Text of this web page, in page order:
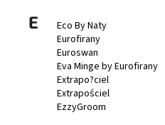
E
Eco By Naty
Eurofirany
Euroswan
Eva Minge by Eurofirany
Extrapo?ciel
Extrapościel
EzzyGroom
NÁRAMEK